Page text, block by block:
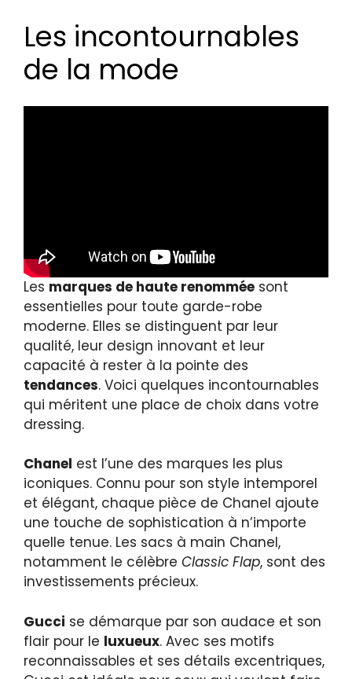
Les incontournables
de la mode
Les marques de haute renommée sont
essentielles pour toute garde-robe
moderne. Elles se distinguent par leur
qualité, leur design innovant et leur
capacité à rester à la pointe des
tendances. Voici quelques incontournables
qui méritent une place de choix dans votre
dressing.
Chanel est l’une des marques les plus
iconiques. Connu pour son style intemporel
et élégant, chaque pièce de Chanel ajoute
une touche de sophistication à n’importe
quelle tenue. Les sacs à main Chanel,
notamment le célèbre Classic Flap, sont des
investissements précieux.
Gucci se démarque par son audace et son
flair pour le luxueux. Avec ses motifs
reconnaissables et ses détails excentriques,